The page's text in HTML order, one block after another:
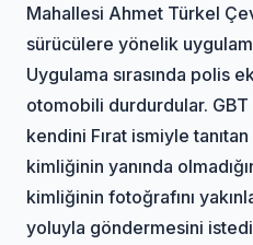
Mahallesi Ahmet Türkel
sürücülere yönelik
Uygulama sırasında polis
otomobili durdurdular. GBT
kendini Fırat ismiyle
kimliğinin yanında
kimliğinin fotoğrafını
yoluyla göndermesini